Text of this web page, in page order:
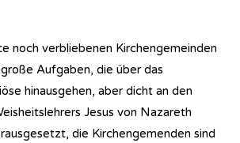
noch verbliebenen Kirchengemeinden
Aufgaben, die über das
hinausgehen, aber dicht an den
Jesus von Nazareth
die Kirchengemenden sind